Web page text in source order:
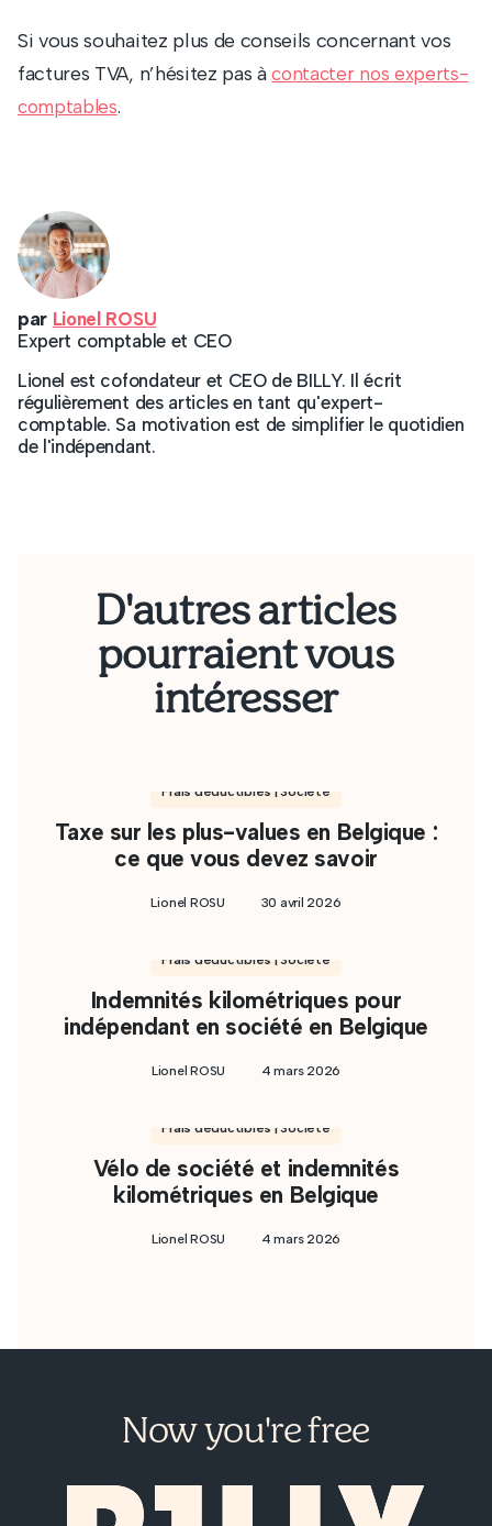
Si vous souhaitez plus de conseils concernant vos
factures TVA, n’hésitez pas àcontacter nos experts-
comptables.
par Lionel ROSU
Expert comptable et CEO
Lionel est cofondateur et CEO de BILLY. Il écrit
régulièrement des articles en tant qu'expert-
comptable. Sa motivation est de simplifier le quotidien
de l'indépendant.
D'autres articles
pourraient vous
intéresser
Frais déductibles | Société
Taxe sur les plus-values en Belgique :
ce que vous devez savoir
Lionel ROSU 30 avril 2026
Frais déductibles | Société
Indemnités kilométriques pour
indépendant en société en Belgique
Lionel ROSU 4 mars 2026
Frais déductibles | Société
Vélo de société et indemnités
kilométriques en Belgique
Lionel ROSU 4 mars 2026
Now you're free